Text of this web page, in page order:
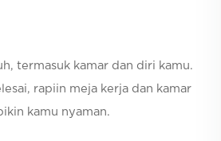
termasuk kamar dan diri kamu.
rapiin meja kerja dan kamar
kamu nyaman.